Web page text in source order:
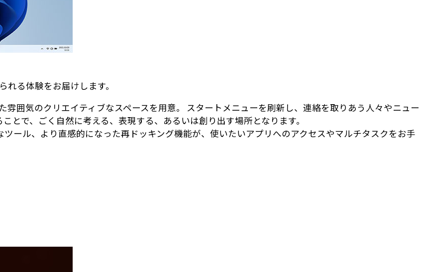
れる体験をお届けします。
囲気のクリエイティブなスペースを用意。 スタートメニューを刷新し、連絡を取りあう人々やニュー
とで、ごく自然に考える、表現する、あるいは創り出す場所となります。
ール、より直感的になった再ドッキング機能が、使いたいアプリへのアクセスやマルチタスクをお手